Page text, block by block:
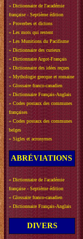
» Dictionnaire de l'académie
française - Septième édition
» Proverbes et dictons
» Les mots qui restent
» Les Munitions du Pacifisme
» Dictionnaire des curieux
» Dictionnaire Argot-Français
» Dictionnaire des idées reçues
» Mythologie grecque et romaine
» Glossaire franco-canadien
» Dictionnaire Français-Anglais
» Codes postaux des communes
françaises
» Codes postaux des communes
belges
» Sigles et acronymes
ABRÉVIATIONS
» Dictionnaire de l'académie
française - Septième édition
» Glossaire franco-canadien
» Dictionnaire Français-Anglais
DIVERS